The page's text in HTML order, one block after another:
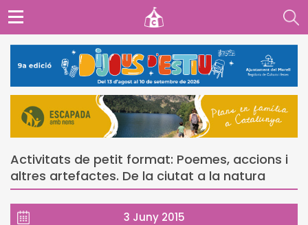
Activitats de petit format: Poemes, accions i
altres artefactes. De la ciutat a la natura
3 Juny 2015